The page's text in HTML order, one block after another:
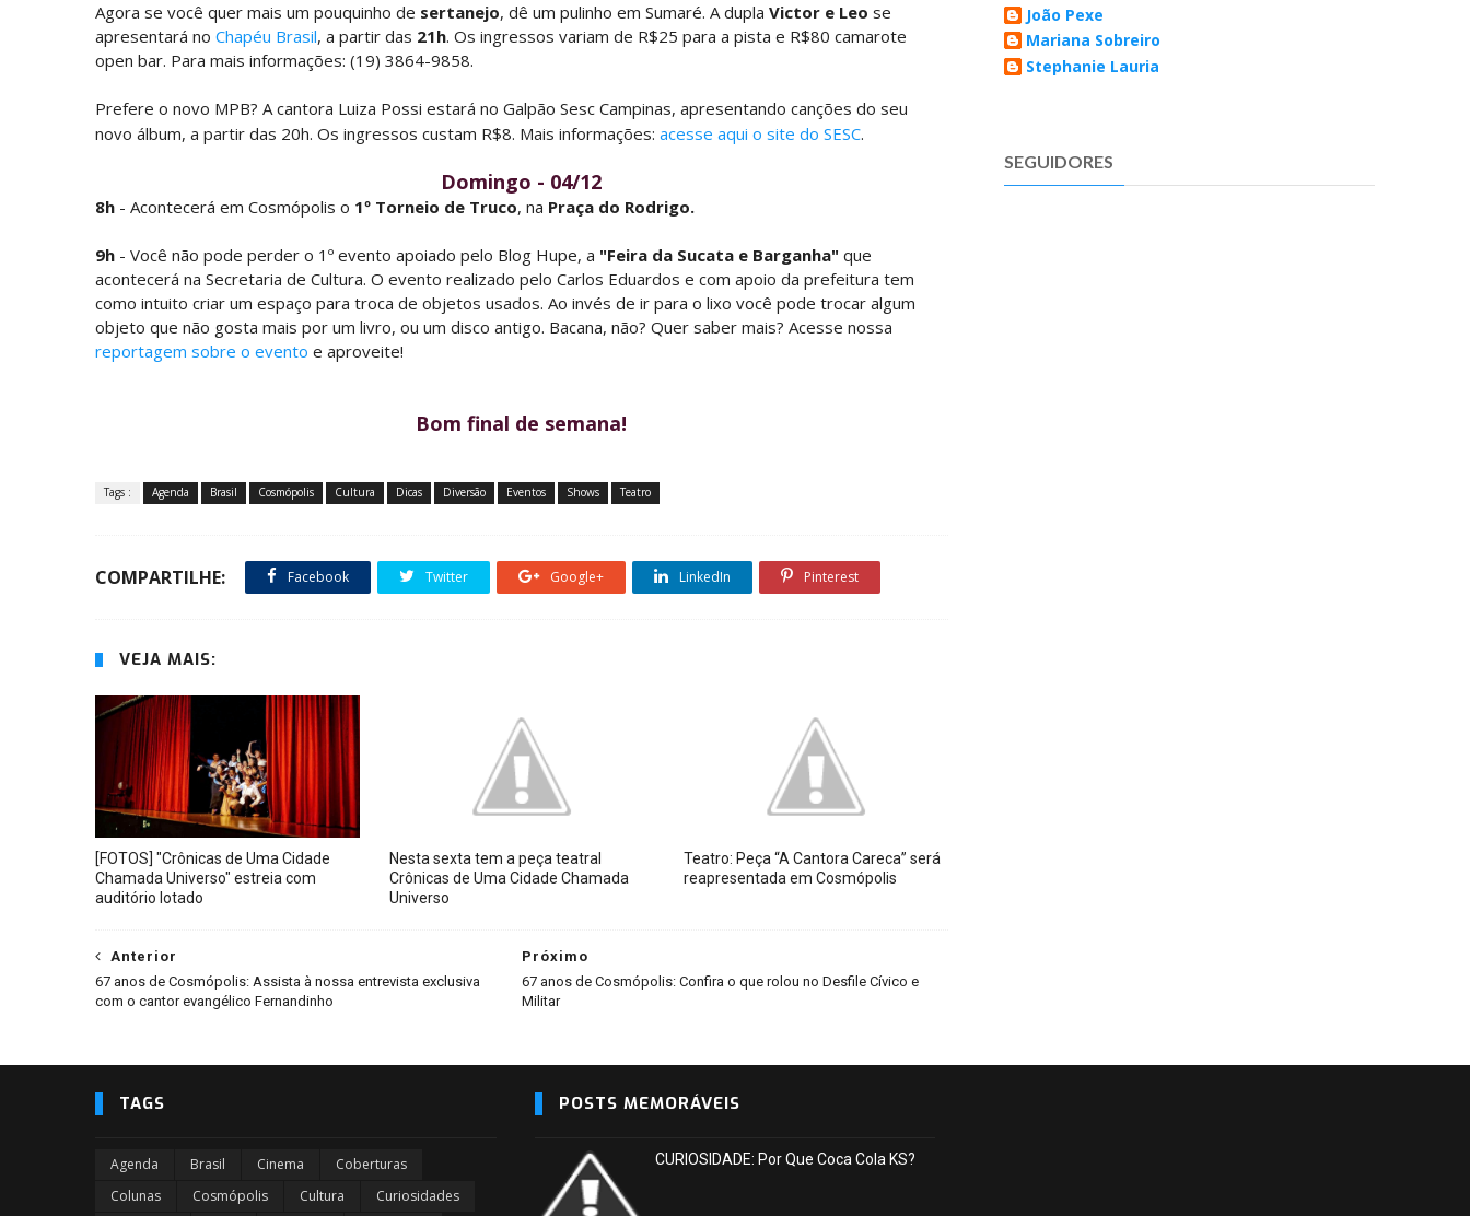
Agora se você quer mais um pouquinho de sertanejo, dê um pulinho em Sumaré. A dupla Victor e Leo se
apresentará no Chapéu Brasil, a partir das 21h. Os ingressos variam de R$25 para a pista e R$80 camarote
open bar. Para mais informações: (19) 3864-9858.
Prefere o novo MPB? A cantora Luiza Possi estará no Galpão Sesc Campinas, apresentando canções do seu
novo álbum, a partir das 20h. Os ingressos custam R$8. Mais informações: acesse aqui o site do SESC.
Domingo - 04/12
8h - Acontecerá em Cosmópolis o 1º Torneio de Truco, na Praça do Rodrigo.
9h - Você não pode perder o 1º evento apoiado pelo Blog Hupe, a "Feira da Sucata e Barganha" que
acontecerá na Secretaria de Cultura. O evento realizado pelo Carlos Eduardos e com apoio da prefeitura tem
como intuito criar um espaço para troca de objetos usados. Ao invés de ir para o lixo você pode trocar algum
objeto que não gosta mais por um livro, ou um disco antigo. Bacana, não? Quer saber mais? Acesse nossa
reportagem sobre o evento e aproveite!
Bom final de semana!
Tags : Agenda Brasil Cosmópolis Cultura Dicas Diversão Eventos Shows Teatro
COMPARTILHE: Facebook Twitter Google+ LinkedIn Pinterest
VEJA MAIS:
[FOTOS] "Crônicas de Uma Cidade
Chamada Universo" estreia com
auditório lotado
Nesta sexta tem a peça teatral
Crônicas de Uma Cidade Chamada
Universo
Teatro: Peça “A Cantora Careca” será
reapresentada em Cosmópolis
Próximo
67 anos de Cosmópolis: Confira o que rolou no Desfile Cívico e
Militar
Anterior
67 anos de Cosmópolis: Assista à nossa entrevista exclusiva
com o cantor evangélico Fernandinho
João Pexe
Mariana Sobreiro
Stephanie Lauria
SEGUIDORES
TAGS
Agenda Brasil Cinema
Coberturas
Colunas
Cosmópolis Cultura Curiosidades
POSTS MEMORÁVEIS
CURIOSIDADE: Por Que Coca Cola KS?